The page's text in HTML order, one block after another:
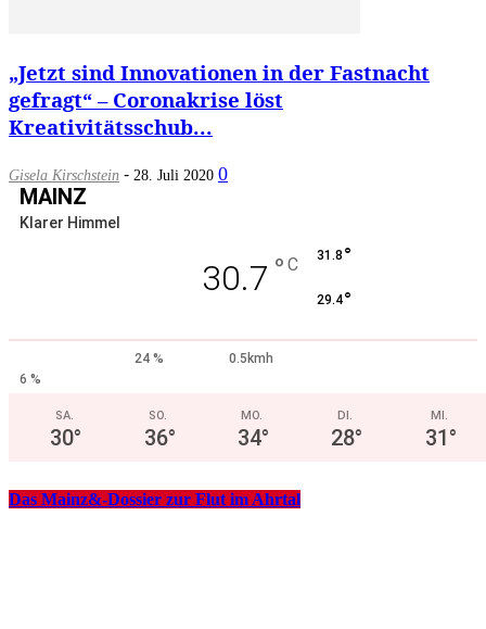
„Jetzt sind Innovationen in der Fastnacht
gefragt“ – Coronakrise löst
Kreativitätsschub...
Gisela Kirschstein - 28. Juli 2020 0
MAINZ
Klarer Himmel
30.7 ° C 31.8 °
29.4°
24 %
0.5kmh
6 %
SA.
30°
SO.
36°
MO.
34°
DI.
28°
MI.
31°
Das Mainz&-Dossier zur Flut im Ahrtal